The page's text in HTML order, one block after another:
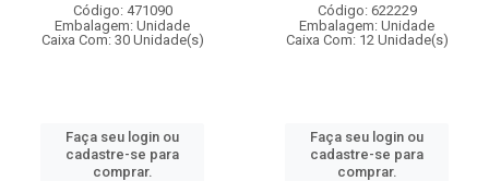
Código: 471090
Embalagem: Unidade
Caixa Com: 30 Unidade(s)
Faça seu login ou
cadastre-se para
comprar.
Código: 622229
Embalagem: Unidade
Caixa Com: 12 Unidade(s)
Faça seu login ou
cadastre-se para
comprar.